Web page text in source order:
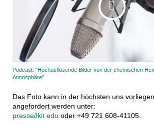
Podcast: "Hochauflösende Bilder von der chemischen
Atmosphäre"
Das Foto kann in der höchsten uns
angefordert werden unter:
presse∂kit edu oder +49 721 608-41105.